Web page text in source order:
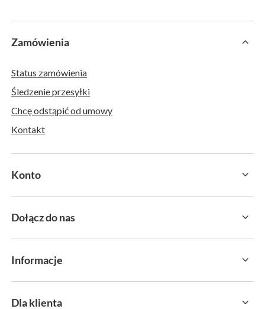
Zamówienia
Status zamówienia
Śledzenie przesyłki
Chcę odstąpić od umowy
Kontakt
Konto
Dołącz do nas
Informacje
Dla klienta